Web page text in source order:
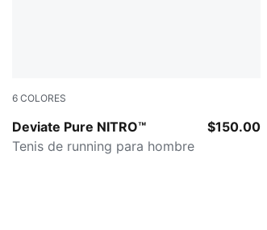
6 COLORES
Deviate Pure NITRO™
PUMA White-PUMA Silver
Tenis de running para hombre
$150.00